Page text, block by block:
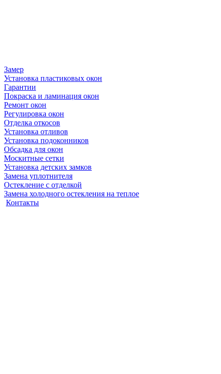
Замер
Установка пластиковых окон
Гарантии
Покраска и ламинация окон
Ремонт окон
Регулировка окон
Отделка откосов
Установка отливов
Установка подоконников
Обсадка для окон
Москитные сетки
Установка детских замков
Замена уплотнителя
Остекление с отделкой
Замена холодного остекления на теплое
Контакты